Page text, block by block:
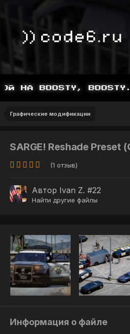
BOOSTY,
Графические модификации
SARGE! Reshade Preset
(1 отзыв)
Автор Ivan Z. #22
Найти другие файлы
Информация о файле